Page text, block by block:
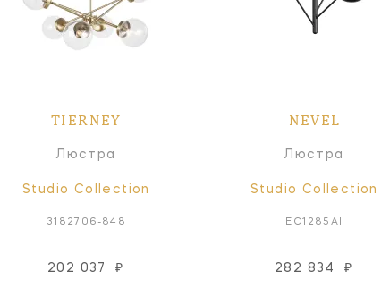
TIERNEY
Люстра
Studio Collection
3182706-848
202 037 ₽
NEVEL
Люстра
Studio Collection
EC1285AI
282 834 ₽